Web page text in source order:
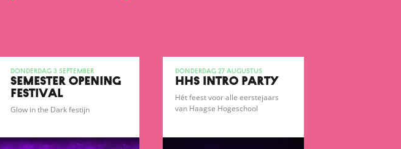
donderdag 3 september
SEMESTER OPENING
FESTIVAL
Glow in the Dark festijn
donderdag 27 augustus
HHS INTRO PARTY
Hét feest voor alle eerstejaars
van Haagse Hogeschool